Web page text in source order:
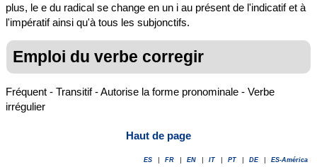
plus, le e du radical se change en un i au présent de l'indicatif et à
l'impératif ainsi qu'à tous les subjonctifs.
Emploi du verbe corregir
Fréquent - Transitif - Autorise la forme pronominale - Verbe
irrégulier
Haut de page
ES FR EN IT PT DE ES-América